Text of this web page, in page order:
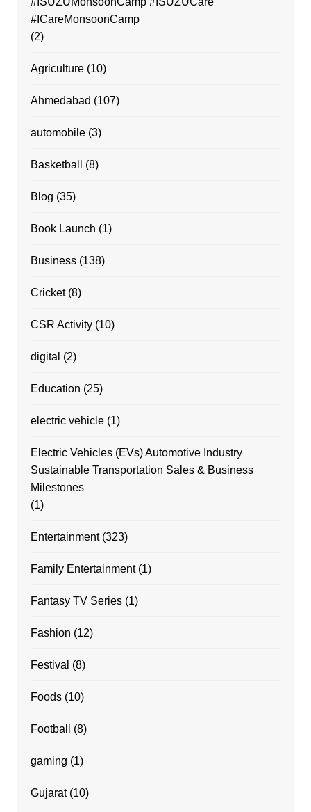
#ICareMonsoonCamp
(2)
Agriculture(10)
Ahmedabad (107)
automobile(3)
Basketball (8)
Blog (35)
Book Launch (1)
Business(138)
Cricket(8)
CSR Activity(10)
digital (2)
Education (25)
electric vehicle(1)
Electric Vehicles (EVs) Automotive Industry
Sustainable Transportation Sales & Business
Milestones
(1)
Entertainment(323)
Family Entertainment(1)
Fantasy TV Series(1)
Fashion (12)
Festival (8)
Foods(10)
Football (8)
gaming (1)
Gujarat(10)